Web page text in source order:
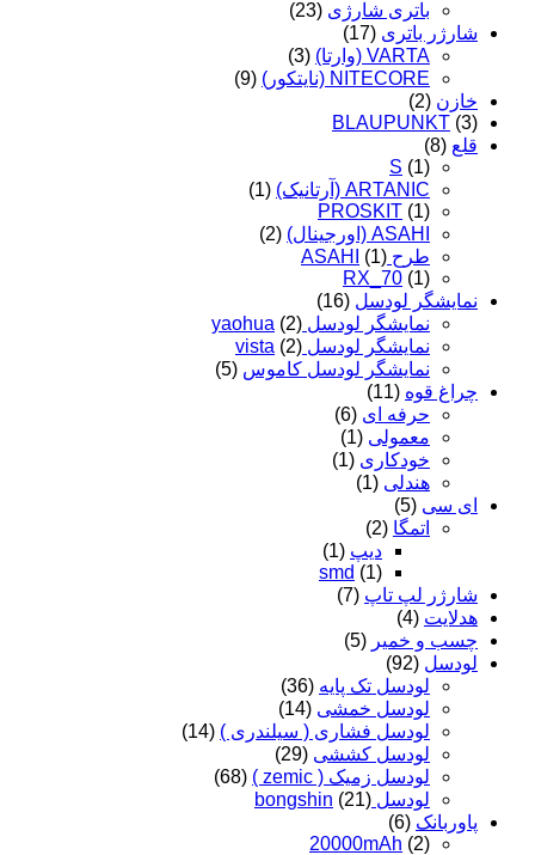
باتری شارژی (23)
شارژر باتری (17)
VARTA (وارتا)
(3)
NITECORE (نایتکور)
(9)
خازن (2)
BLAUPUNKT (3)
قلع (8)
S (1)
ARTANIC (آرتانیک)
(1)
PROSKIT (1)
ASAHI (اورجینال)
(2)
طرح ASAHI (1)
RX_70 (1)
نمایشگر لودسل (16)
نمایشگر لودسل yaohua (2)
نمایشگر لودسل vista (2)
نمایشگر لودسل کاموس (5)
چراغ قوه (11)
حرفه ای (6)
معمولی (1)
خودکاری (1)
هندلی (1)
ای سی (5)
اتمگا (2)
دیپ (1)
smd (1)
شارژر لپ تاپ (7)
هدلایت (4)
چسب و خمیر (5)
لودسل (92)
لودسل تک پایه (36)
لودسل خمشی (14)
لودسل فشاری ( سیلندری ) (14)
لودسل کششی (29)
لودسل زمیک ( zemic )
(68)
لودسل bongshin (21)
پاوربانک (6)
20000mAh (2)